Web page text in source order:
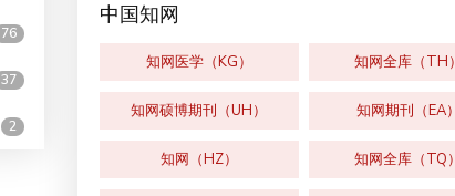
76
37
2
中国知网
知网医学（KG） 知网全库（TH）
知网硕博期刊（UH） 知网期刊（EA）
知网（HZ） 知网全库（TQ）